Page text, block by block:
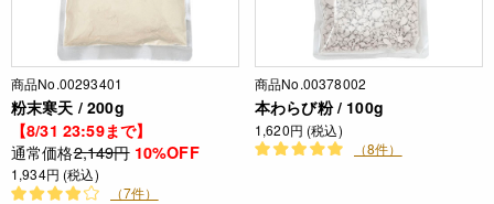
商品No.00293401
粉末寒天 / 200g
【8/31 23:59まで】
通常価格2,149円 10%OFF
1,934円 (税込)
（7件）
商品No.00378002
本わらび粉 / 100g
1,620円 (税込)
（8件）